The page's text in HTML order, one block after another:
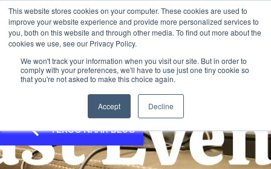
This website stores cookies on your computer. These cookies are used to
improve your website experience and provide more personalized services to
you, both on this website and through other media. To find out more about the
cookies we use, see our Privacy Policy.
We won't track your information when you visit our site. But in order to
comply with your preferences, we'll have to use just one tiny cookie so
that you're not asked to make this choice again.
Accept Decline
TERUG NAAR BLOG